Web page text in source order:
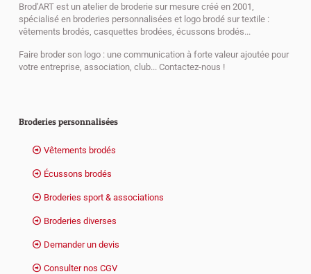
Brod’ART est un atelier de broderie sur mesure créé en 2001,
spécialisé en broderies personnalisées et logo brodé sur textile :
vêtements brodés, casquettes brodées, écussons brodés...
Faire broder son logo : une communication à forte valeur ajoutée pour
votre entreprise, association, club... Contactez-nous !
Broderies personnalisées
Vêtements brodés
Écussons brodés
Broderies sport & associations
Broderies diverses
Demander un devis
Consulter nos CGV